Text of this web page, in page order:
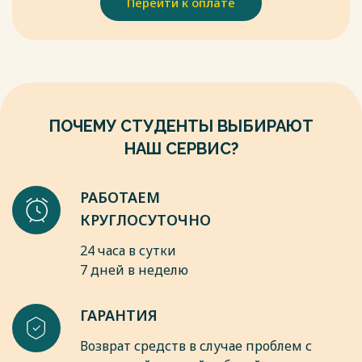
Весь текст будет доступен
школа, 1996-408 с.
7. Справочник проектировщика. Проектирование тепловых
сетей / Под ред. А.А.Николаева - М: Стройиздат, 1985. - 359
Весь текст будет доступен
ПОЧЕМУ СТУДЕНТЫ ВЫБИРАЮТ
НАШ СЕРВИС?
РАБОТАЕМ
КРУГЛОСУТОЧНО
24 часа в сутки
7 дней в неделю
ГАРАНТИЯ
Возврат средств в случае проблем с